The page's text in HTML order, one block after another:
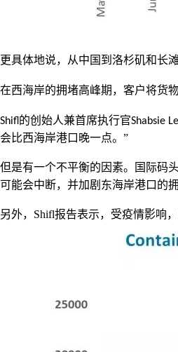
更具体地说，从中国到洛杉矶和长
在西海岸的拥堵高峰期，客户将货
Shifl的创始人兼首席执行官Shabsie
会比西海岸港口晚一点。”
但是有一个不平衡的因素。国际码
可能会中断，并加剧东海岸港口的拥
另外， Shifl报告表示，受疫情影响